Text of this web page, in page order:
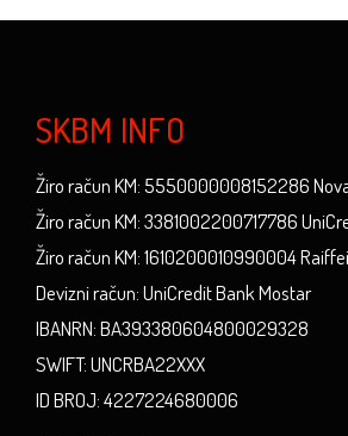
SKBM INFO
Žiro račun KM: 5550000008152286
Žiro račun KM: 3381002200717786
Žiro račun KM: 1610200010990004
Devizni račun: UniCredit Bank Mostar
IBANRN: BA393380604800029328
SWIFT: UNCRBA22XXX
ID BROJ: 4227224680006